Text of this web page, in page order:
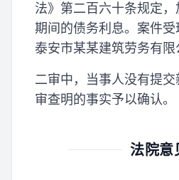
法》第二百六十条规定
期间的债务利息。案件
泰安市某某建筑劳务有限
二审中，当事人没有提
审查明的事实予以确认。
法院意